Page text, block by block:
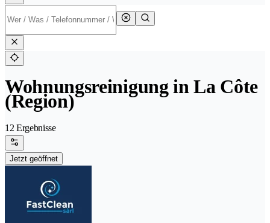
Wohnungsreinigung in La Côte
(Region)
12 Ergebnisse
Jetzt geöffnet